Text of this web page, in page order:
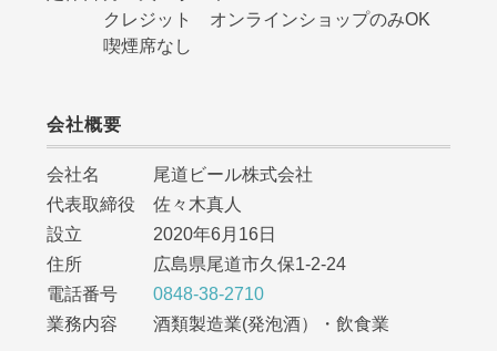
クレジット オンラインショップのみOK
喫煙席なし
会社概要
会社名 尾道ビール株式会社
代表取締役 佐々木真人
設立 2020年6月16日
住所 広島県尾道市久保1-2-24
電話番号0848-38-2710
業務内容 酒類製造業(発泡酒）・飲食業